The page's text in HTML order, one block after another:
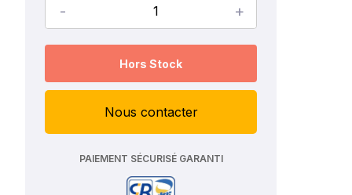
- +
Hors Stock
Nous contacter
PAIEMENT SÉCURISÉ GARANTI